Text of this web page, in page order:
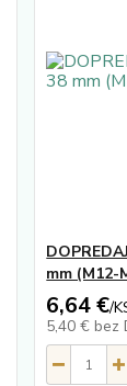
mm (M12-
6,64 €/
5,40 € bez